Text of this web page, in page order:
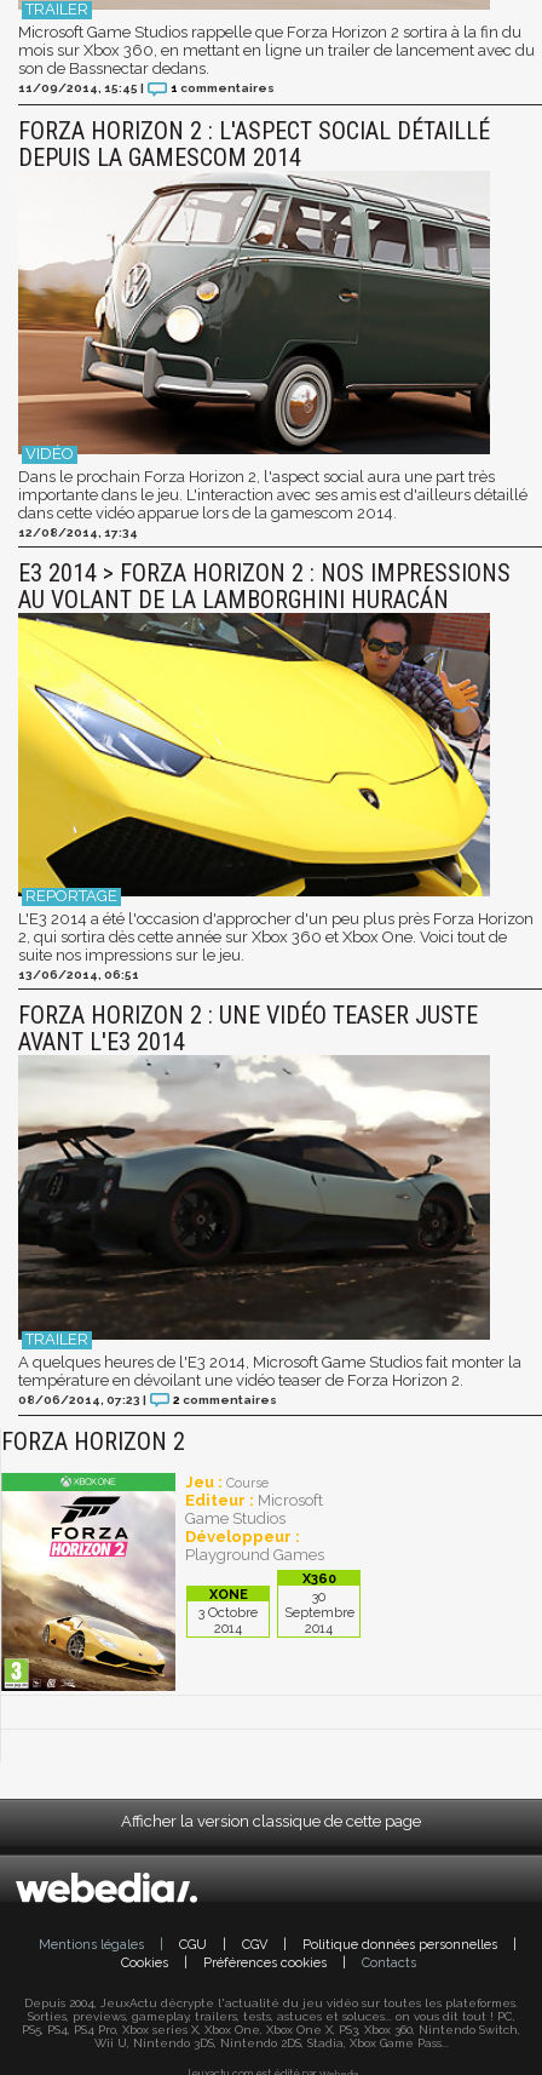
Microsoft Game Studios rappelle que Forza Horizon 2 sortira à la fin du
mois sur Xbox 360, en mettant en ligne un trailer de lancement avec du
son de Bassnectar dedans.
11/09/2014, 15:45 | 1 commentaires
FORZA HORIZON 2 : L'ASPECT SOCIAL DÉTAILLÉ
DEPUIS LA GAMESCOM 2014
Dans le prochain Forza Horizon 2, l'aspect social aura une part très
importante dans le jeu. L'interaction avec ses amis est d'ailleurs détaillé
dans cette vidéo apparue lors de la gamescom 2014.
12/08/2014, 17:34
E3 2014 > FORZA HORIZON 2 : NOS IMPRESSIONS
AU VOLANT DE LA LAMBORGHINI HURACÁN
L'E3 2014 a été l'occasion d'approcher d'un peu plus près Forza Horizon
2, qui sortira dès cette année sur Xbox 360 et Xbox One. Voici tout de
suite nos impressions sur le jeu.
13/06/2014, 06:51
FORZA HORIZON 2 : UNE VIDÉO TEASER JUSTE
AVANT L'E3 2014
A quelques heures de l'E3 2014, Microsoft Game Studios fait monter la
température en dévoilant une vidéo teaser de Forza Horizon 2.
08/06/2014, 07:23 | 2 commentaires
FORZA HORIZON 2
Jeu : Course
Editeur : Microsoft
Game Studios
Développeur :
Playground Games
3 Octobre
2014
30
Septembre
2014
Afficher la version classique de cette page
Mentions légales CGU CGV Politique données personnelles
Cookies
Préférences cookies Contacts
Depuis 2004, JeuxActu décrypte l'actualité du jeu vidéo sur toutes les plateformes.
Sorties, previews, gameplay, trailers, tests, astuces et soluces... on vous dit tout ! PC,
PS5, PS4, PS4 Pro, Xbox series X, Xbox One, Xbox One X, PS3, Xbox 360, Nintendo Switch,
Wii U, Nintendo 3DS, Nintendo 2DS, Stadia, Xbox Game Pass...